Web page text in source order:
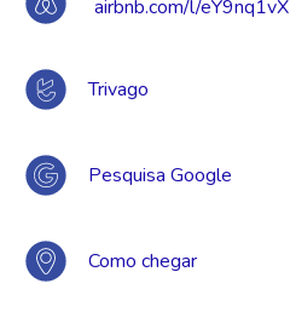
airbnb.com/l/eY9nq1vX
Trivago
Pesquisa Google
Como chegar